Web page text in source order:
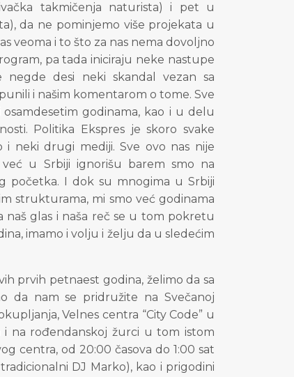
takmičenja naturista) i pet u
da ne pominjemo više projekata u
veoma i to što za nas nema dovoljno
pa tada iniciraju neke nastupe
desi neki skandal vezan sa
i našim komentarom o tome. Sve
godinama, kao i u delu
Politika Ekspres je skoro svake
neki drugi mediji. Sve ovo nas nije
u Srbiji ignorišu barem smo na
početka. I dok su mnogima u Srbiji
strukturama, mi smo već godinama
glas i naša reč se u tom pokretu
imamo i volju i želju da u sledećim
prvih petnaest godina, želimo da sa
da nam se pridružite na Svečanoj
Velnes centra “City Code” u
i na rođendanskoj žurci u tom istom
centra, od 20:00 časova do 1:00 sat
DJ Marko), kao i prigodini